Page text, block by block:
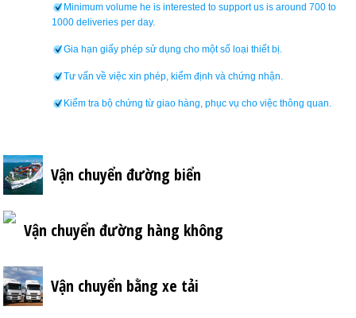
Minimum volume he is interested to support us is around 700 to
1000 deliveries per day.
Gia hạn giấy phép sử dụng cho một số loại thiết bị.
Tư vấn về việc xin phép, kiểm định và chứng nhận.
Kiểm tra bộ chứng từ giao hàng, phục vụ cho việc thông quan.
Vận chuyển đường biển
Vận chuyển đường hàng không
Vận chuyển bằng xe tải